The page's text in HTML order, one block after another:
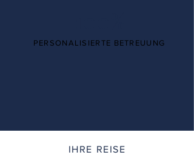
PERSONALISIERTE BETREUUNG
IHRE REISE